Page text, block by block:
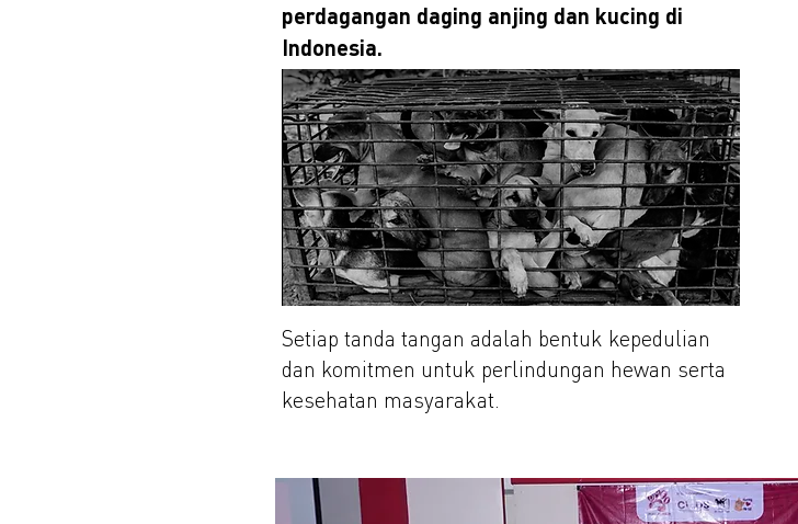
perdagangan daging anjing dan kucing di
Indonesia.
Setiap tanda tangan adalah bentuk kepedulian
dan komitmen untuk perlindungan hewan serta
kesehatan masyarakat.